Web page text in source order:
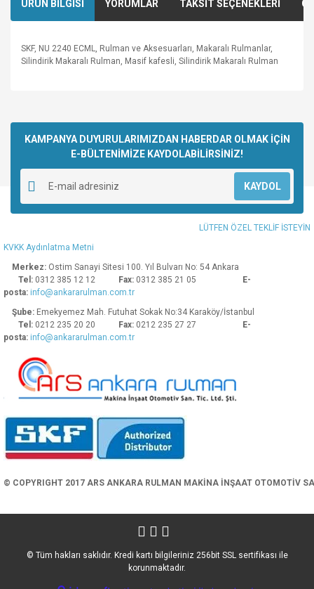
ÜRÜN BİLGİSİ YORUMLAR TAKSİT SEÇENEKLERİ
SKF, NU 2240 ECML, Rulman ve Aksesuarları, Makaralı Rulmanlar,
Silindirik Makaralı Rulman, Masif kafesli, Silindirik Makaralı Rulman
Yorum Yaz
kullanarak tarafımıza iletebilirsiniz.
Görüş ve önerileriniz için teşekkür ederiz.
Ürün resmi kalitesiz, bozuk veya görüntülenemiyor.
Ürün açıklamasında eksik bilgiler bulunuyor.
Ürün bilgilerinde hatalar bulunuyor.
Ürün fiyatı diğer sitelerden daha pahalı.
Bu ürüne benzer farklı alternatifler olmalı.
KAMPANYA DUYURULARIMIZDAN HABERDAR OLMAK İÇİN
E-BÜLTENİMİZE KAYDOLABİLİRSİNİZ!
KAYDOL
LÜTFEN ÖZEL TEKLİF İSTEYİN
KVKK Aydınlatma Metni
Merkez: Ostim Sanayi Sitesi 100. Yıl Bulvarı No: 54 Ankara
Tel: 0312 385 12 12 Fax: 0312 385 21 05
E-
posta: info@ankararulman.com.tr
Şube: Emekyemez Mah. Futuhat Sokak No:34 Karaköy/İstanbul
Tel: 0212 235 20 20 Fax: 0212 235 27 27
E-
posta: info@ankararulman.com.tr
© COPYRIGHT 2017 ARS ANKARA RULMAN MAKİNA İNŞAAT OTOMOTİV
© Tüm hakları saklıdır. Kredi kartı bilgileriniz 256bit SSL sertifikası ile
korunmaktadır.